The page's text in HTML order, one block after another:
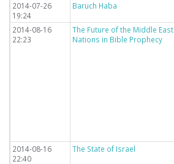
2014-07-26
19:24
Baruch Haba
2014-08-16
22:23
The Future of the Middle East
Nations in Bible Prophecy
2014-08-16
22:40
The State of Israel